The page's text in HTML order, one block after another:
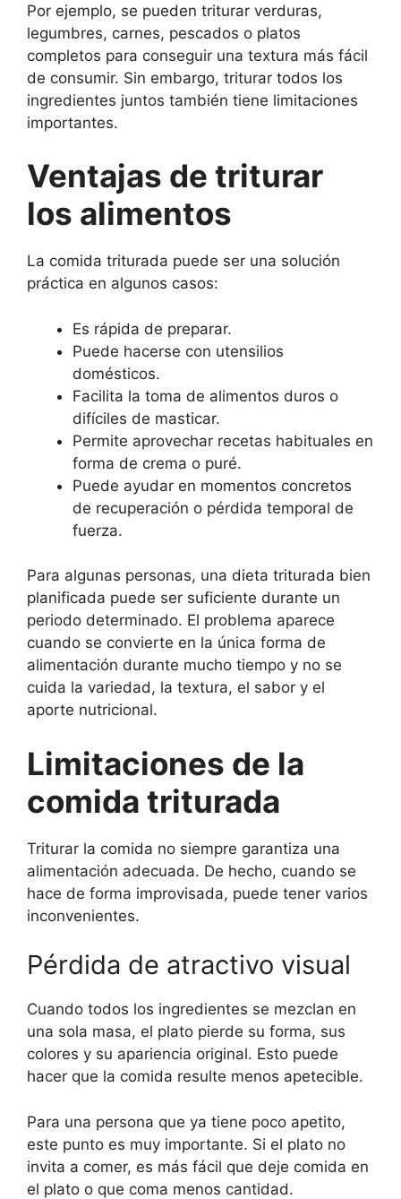
Por ejemplo, se pueden triturar verduras,
legumbres, carnes, pescados o platos
completos para conseguir una textura más fácil
de consumir. Sin embargo, triturar todos los
ingredientes juntos también tiene limitaciones
importantes.
Ventajas de triturar
los alimentos
La comida triturada puede ser una solución
práctica en algunos casos:
Es rápida de preparar.
Puede hacerse con utensilios
domésticos.
Facilita la toma de alimentos duros o
difíciles de masticar.
Permite aprovechar recetas habituales en
forma de crema o puré.
Puede ayudar en momentos concretos
de recuperación o pérdida temporal de
fuerza.
Para algunas personas, una dieta triturada bien
planificada puede ser suficiente durante un
periodo determinado. El problema aparece
cuando se convierte en la única forma de
alimentación durante mucho tiempo y no se
cuida la variedad, la textura, el sabor y el
aporte nutricional.
Limitaciones de la
comida triturada
Triturar la comida no siempre garantiza una
alimentación adecuada. De hecho, cuando se
hace de forma improvisada, puede tener varios
inconvenientes.
Pérdida de atractivo visual
Cuando todos los ingredientes se mezclan en
una sola masa, el plato pierde su forma, sus
colores y su apariencia original. Esto puede
hacer que la comida resulte menos apetecible.
Para una persona que ya tiene poco apetito,
este punto es muy importante. Si el plato no
invita a comer, es más fácil que deje comida en
el plato o que coma menos cantidad.